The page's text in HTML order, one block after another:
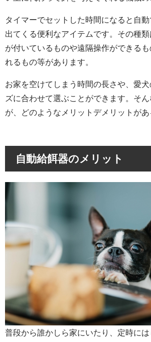
タイマーでセットした時間になると自
出てくる便利なアイテムです。その種
が付いているものや遠隔操作ができる
れるもの等があります。
お家を空けてしまう時間の長さや、愛
ズに合わせて選ぶことができます。そ
が、どのようなメリットデメリットがあ
自動給餌器のメリット
普段から誰かしら家にいたり、定時に